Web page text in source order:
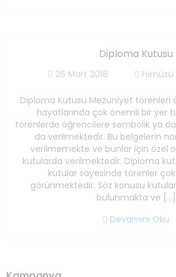
Diploma Kutusu
26 Mart 2018
Diploma Kutusu Mezuniyet törenleri
hayatlarında çok önemli bir yer
törenlerde öğrencilere sembolik ya
da verilmektedir. Bu belgelerin
verilmemekte ve bunlar için özel
kutularda verilmektedir. Diploma
kutular sayesinde törenler
görünmektedir. Söz konusu
bulunmakta ve […]
Devamını Oku